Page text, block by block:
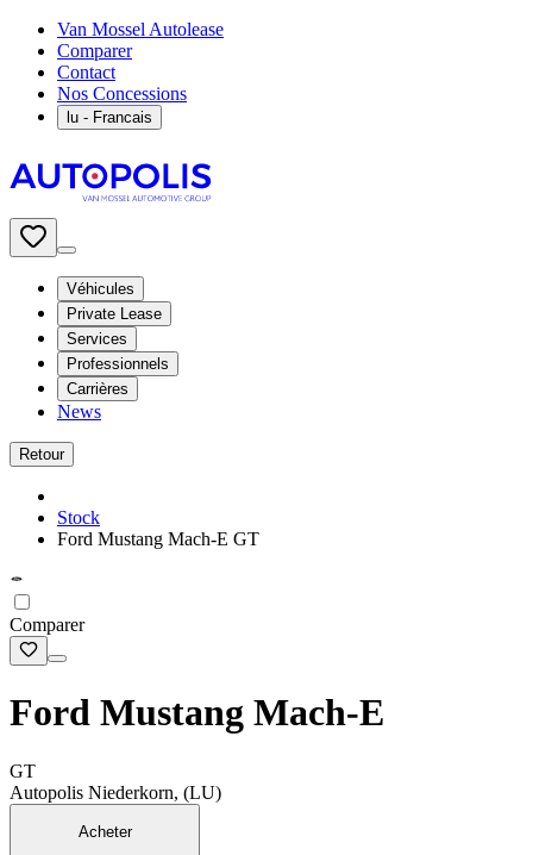
Van Mossel Autolease
Comparer
Contact
Nos Concessions
lu - Francais
Véhicules
Private Lease
Services
Professionnels
Carrières
News
Retour
Stock
Ford Mustang Mach-E GT
Comparer
Ford Mustang Mach-E
GT
Autopolis Niederkorn, (LU)
Acheter